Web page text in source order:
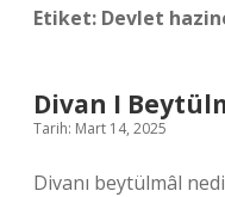
Etiket: Devlet
Divan I
Tarih: Mart 14, 2025
Divanı beytülmâl